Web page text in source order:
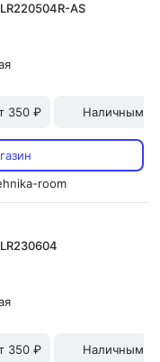
AS
350 ₽ Наличными
room
350 ₽ Наличными